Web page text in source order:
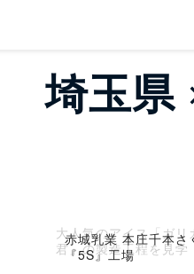
埼玉県
赤城乳業 本庄千本さ
『5S』工場
大人気のアイス「ガリ
君」の製造工程を見学